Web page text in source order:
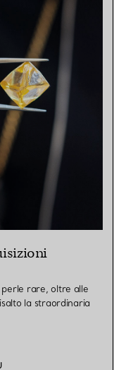
rare, oltre alle
la straordinaria